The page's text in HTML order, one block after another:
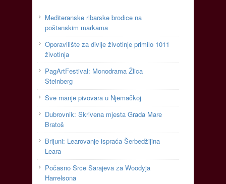
Mediteranske ribarske brodice na
poštanskim markama
Oporavilište za divlje životinje primilo 1011
životinja
PagArtFestival: Monodrama Žlica
Steinberg
Sve manje pivovara u Njemačkoj
Dubrovnik: Skrivena mjesta Grada Mare
Bratoš
Brijuni: Learovanje ispraća Šerbedžijina
Leara
Počasno Srce Sarajeva za Woodyja
Harrelsona